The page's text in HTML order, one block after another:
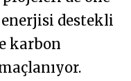
enerjisi destekli
karbon